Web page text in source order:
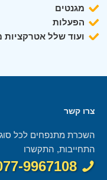
מגנטים
הפעלות
ועוד שלל אטרקציות
צרו קשר
השכרת מתנפחים לכל
התחייבות, התקשרו
077-9967108